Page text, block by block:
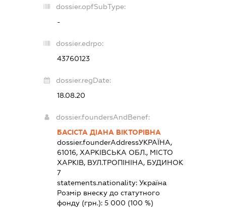
dossier.opfSubType:
-
dossier.edrpo:
43760123
dossier.regDate:
18.08.20
dossier.foundersAndBenef:
БАСІСТА ДІАНА ВІКТОРІВНА
dossier.founderAddressУКРАЇНА,
61016, ХАРКІВСЬКА ОБЛ., МІСТО
ХАРКІВ, ВУЛ.ТРОПІНІНА, БУДИНОК
7
statements.nationality: Україна
Розмір внеску до статутного
фонду (грн.): 5 000 (100 %)